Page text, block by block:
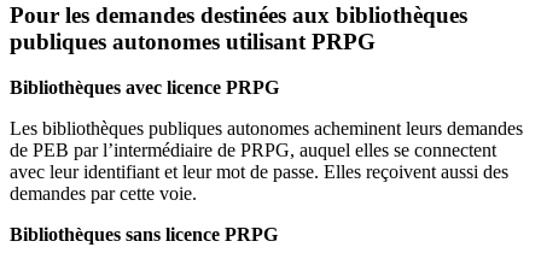
Pour les demandes destinées aux bibliothèques
publiques autonomes utilisant PRPG
Bibliothèques avec licence PRPG
Les bibliothèques publiques autonomes acheminent leurs demandes
de PEB par l’intermédiaire de PRPG, auquel elles se connectent
avec leur identifiant et leur mot de passe. Elles reçoivent aussi des
demandes par cette voie.
Bibliothèques sans licence PRPG